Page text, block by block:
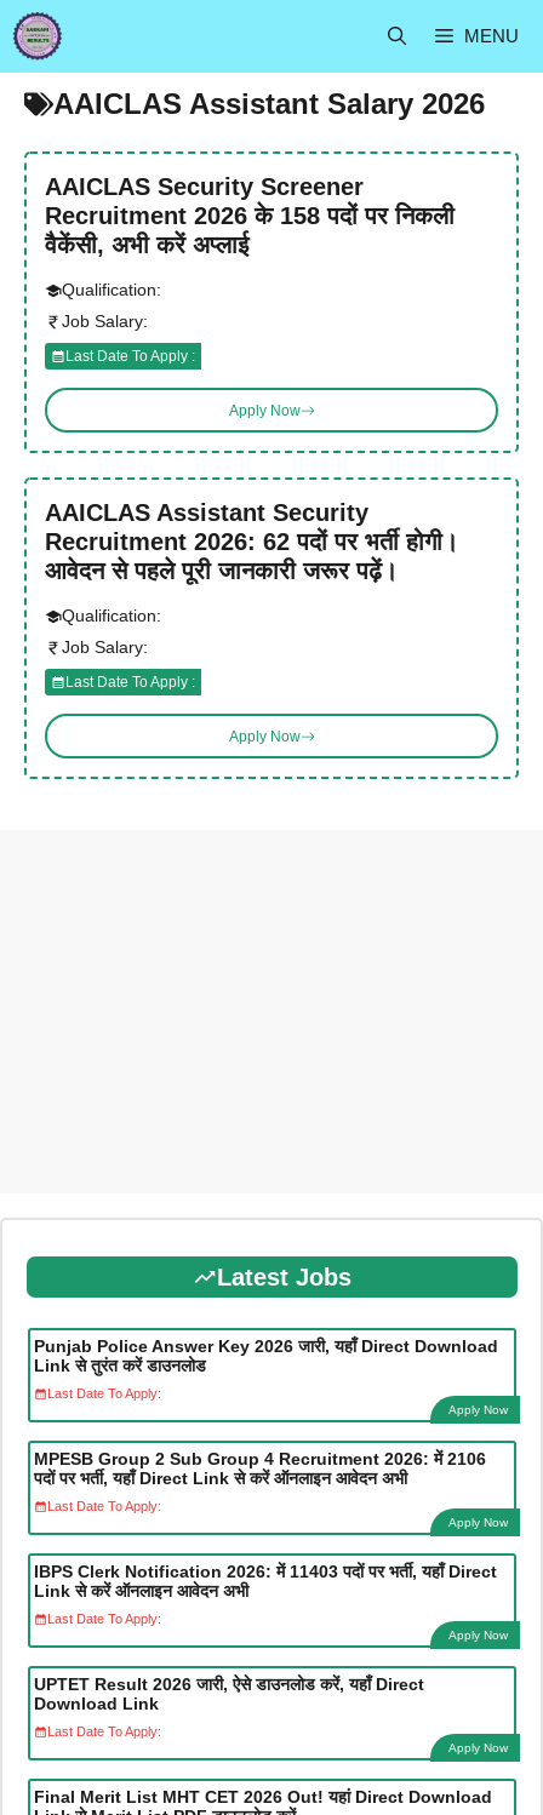
Skip
to
content
MENU
AAICLAS Assistant Salary 2026
AAICLAS Security Screener
Recruitment 2026 के 158 पदों पर निकली
वैकेंसी, अभी करें अप्लाई
Qualification:
Job Salary:
Last Date To Apply :
Apply Now
AAICLAS Assistant Security
Recruitment 2026: 62 पदों पर भर्ती होगी।
आवेदन से पहले पूरी जानकारी जरूर पढ़ें।
Qualification:
Job Salary:
Last Date To Apply :
Apply Now
Latest Jobs
Punjab Police Answer Key 2026 जारी, यहाँ Direct Download
Link से तुरंत करें डाउनलोड
Last Date To Apply:
Apply Now
MPESB Group 2 Sub Group 4 Recruitment 2026: में 2106
पदों पर भर्ती, यहाँ Direct Link से करें ऑनलाइन आवेदन अभी
Last Date To Apply:
Apply Now
IBPS Clerk Notification 2026: में 11403 पदों पर भर्ती, यहाँ Direct
Link से करें ऑनलाइन आवेदन अभी
Last Date To Apply:
Apply Now
UPTET Result 2026 जारी, ऐसे डाउनलोड करें, यहाँ Direct
Download Link
Last Date To Apply:
Apply Now
Final Merit List MHT CET 2026 Out! यहां Direct Download